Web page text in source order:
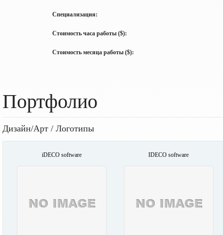
Специализация:
Стоимость часа работы ($):
Стоимость месяца работы ($):
Портфолио
Дизайн/Арт / Логотипы
iDECO software IDECO software